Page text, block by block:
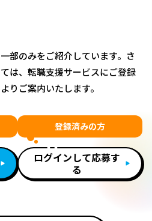
部のみをご紹介しています。さ
は、転職支援サービスにご登録
りご案内いたします。
登録済みの方
ログインして応募す
る